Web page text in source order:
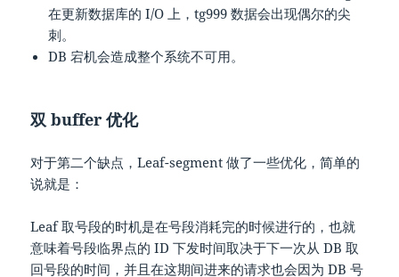
在更新数据库的 I/O 上，tg999 数据会出现偶尔的尖
刺。
DB 宕机会造成整个系统不可用。
双 buffer 优化
对于第二个缺点，Leaf-segment 做了一些优化，简单的
说就是：
Leaf 取号段的时机是在号段消耗完的时候进行的，也就
意味着号段临界点的 ID 下发时间取决于下一次从 DB 取
回号段的时间，并且在这期间进来的请求也会因为 DB 号